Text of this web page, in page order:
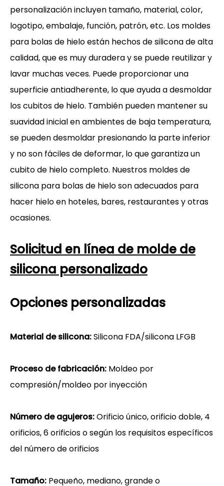
personalización incluyen tamaño, material, color,
logotipo, embalaje, función, patrón, etc. Los moldes
para bolas de hielo están hechos de silicona de alta
calidad, que es muy duradera y se puede reutilizar y
lavar muchas veces. Puede proporcionar una
superficie antiadherente, lo que ayuda a desmoldar
los cubitos de hielo. También pueden mantener su
suavidad inicial en ambientes de baja temperatura,
se pueden desmoldar presionando la parte inferior
y no son fáciles de deformar, lo que garantiza un
cubito de hielo completo. Nuestros moldes de
silicona para bolas de hielo son adecuados para
hacer hielo en hoteles, bares, restaurantes y otras
ocasiones.
Solicitud en línea de molde de
silicona personalizado
Opciones personalizadas
Material de silicona:Silicona FDA/silicona LFGB
Proceso de fabricación: Moldeo por
compresión/moldeo por inyección
Número de agujeros:Orificio único, orificio doble, 4
orificios, 6 orificios o según los requisitos específicos
del número de orificios
Tamaño: Pequeño, mediano, grande o